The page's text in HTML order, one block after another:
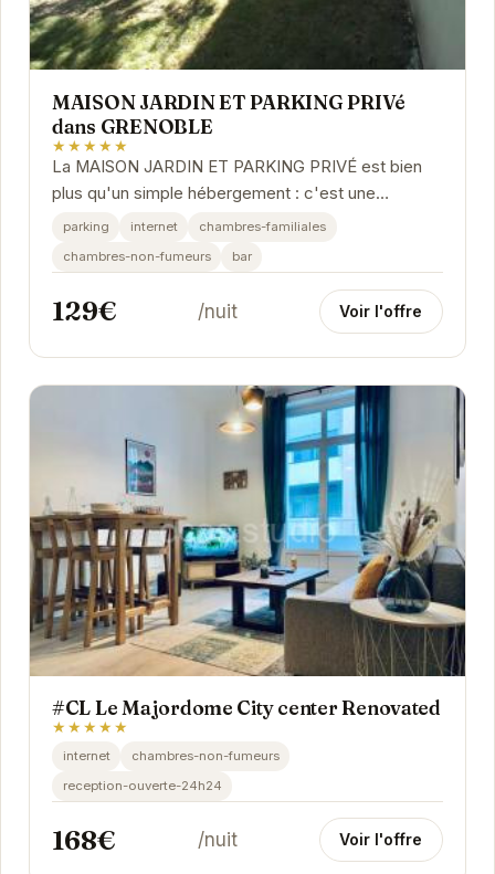
MAISON JARDIN ET PARKING PRIVé
dans GRENOBLE
★★★★★
La MAISON JARDIN ET PARKING PRIVÉ est bien
plus qu'un simple hébergement : c'est une
expérience. Le jardin privé offre un espace de
parking internet
chambres-familiales
chambres-non-fumeurs
bar
129€ /nuit Voir l'offre
#CL Le Majordome City center Renovated
★★★★★
internet
chambres-non-fumeurs
reception-ouverte-24h24
168€ /nuit Voir l'offre